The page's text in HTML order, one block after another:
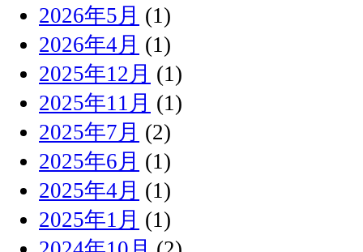
2026年5月 (1)
2026年4月 (1)
2025年12月 (1)
2025年11月 (1)
2025年7月 (2)
2025年6月 (1)
2025年4月 (1)
2025年1月 (1)